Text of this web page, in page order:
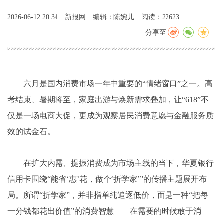
2026-06-12 20:34 新报网 编辑：陈婉儿 阅读：22623
分享至
六月是国内消费市场一年中重要的“情绪窗口”之一。高
考结束、暑期将至，家庭出游与焕新需求叠加，让“618”不
仅是一场电商大促，更成为观察居民消费意愿与金融服务质
效的试金石。
在扩大内需、提振消费成为市场主线的当下，华夏银行
信用卡围绕“能省‘惠’花，做个‘折学家’”的传播主题展开布
局。所谓“折学家”，并非指单纯追逐低价，而是一种“把每
一分钱都花出价值”的消费智慧——在需要的时候敢于消